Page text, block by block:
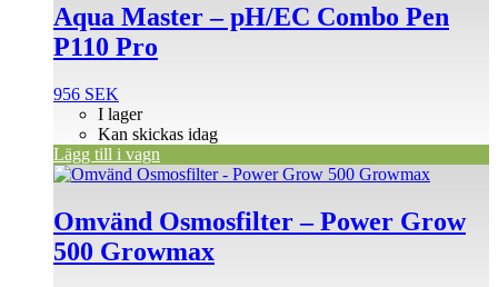
Aqua Master – pH/EC Combo Pen
P110 Pro
956 SEK
I lager
Kan skickas idag
Lägg till i vagn
Omvänd Osmosfilter – Power Grow
500 Growmax